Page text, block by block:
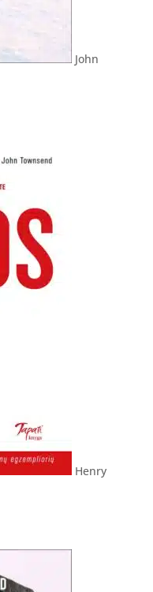
John
Henry